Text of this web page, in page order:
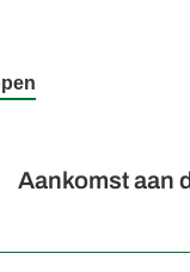
Aankomst aan
Individuele